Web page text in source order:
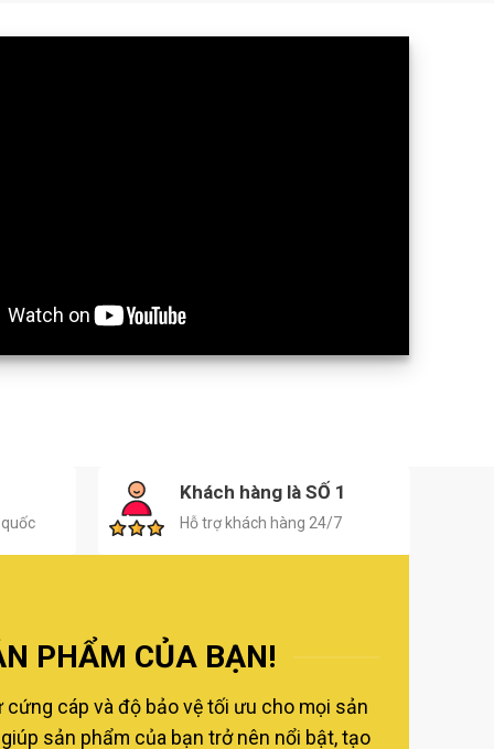
Khách hàng là SỐ 1
Hỗ trợ khách hàng 24/7
PHẨM CỦA BẠN!
cáp và độ bảo vệ tối ưu cho mọi sản
sản phẩm của bạn trở nên nổi bật, tạo